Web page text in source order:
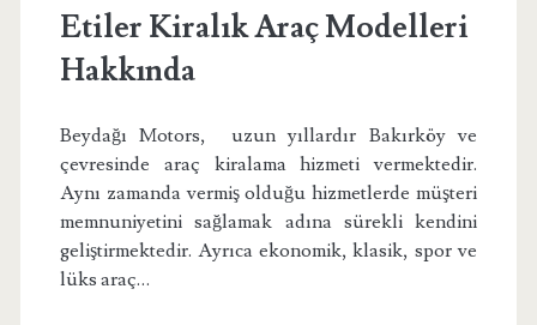
Etiler Kiralık Araç Modelleri
Hakkında
Beydağı Motors, uzun yıllardır Bakırköy ve
çevresinde araç kiralama hizmeti vermektedir.
Aynı zamanda vermiş olduğu hizmetlerde müşteri
memnuniyetini sağlamak adına sürekli kendini
geliştirmektedir. Ayrıca ekonomik, klasik, spor ve
lüks araç…